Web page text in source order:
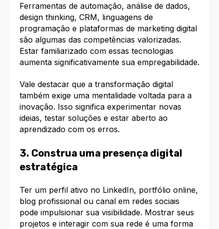
Ferramentas de automação, análise de dados,
design thinking, CRM, linguagens de
programação e plataformas de marketing digital
são algumas das competências valorizadas.
Estar familiarizado com essas tecnologias
aumenta significativamente sua empregabilidade.
Vale destacar que a transformação digital
também exige uma mentalidade voltada para a
inovação. Isso significa experimentar novas
ideias, testar soluções e estar aberto ao
aprendizado com os erros.
3. Construa uma presença digital
estratégica
Ter um perfil ativo no LinkedIn, portfólio online,
blog profissional ou canal em redes sociais
pode impulsionar sua visibilidade. Mostrar seus
projetos e interagir com sua rede é uma forma